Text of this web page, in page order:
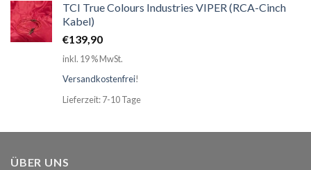
TCI True Colours Industries VIPER (RCA-Cinch
Kabel)
€139,90
inkl. 19 % MwSt.
Versandkostenfrei!
Lieferzeit: 7-10 Tage
ÜBER UNS